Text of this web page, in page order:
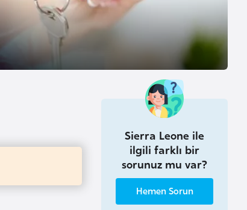
Sierra Leone ile
ilgili farklı bir
sorunuz mu var?
Hemen Sorun